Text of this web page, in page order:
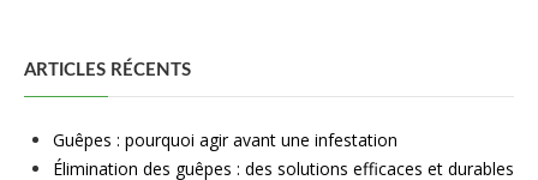
ARTICLES RÉCENTS
Guêpes : pourquoi agir avant une infestation
Élimination des guêpes : des solutions efficaces et durables